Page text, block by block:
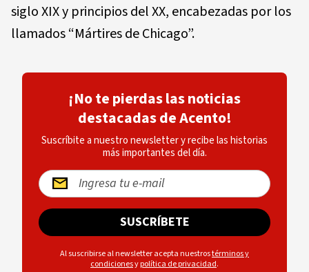
siglo XIX y principios del XX, encabezadas por los
llamados “Mártires de Chicago”.
¡No te pierdas las noticias
destacadas de Acento!
Suscríbite a nuestro newsletter y recibe las historias
más importantes del día.
SUSCRÍBETE
Al suscribirse al newsletter acepta nuestrostérminos y
condicionesypolítica de privacidad.